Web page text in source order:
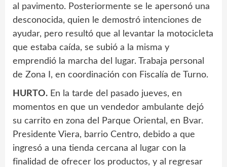
al pavimento. Posteriormente se le apersonó una
desconocida, quien le demostró intenciones de
ayudar, pero resultó que al levantar la motocicleta
que estaba caída, se subió a la misma y
emprendió la marcha del lugar. Trabaja personal
de Zona I, en coordinación con Fiscalía de Turno.
HURTO. En la tarde del pasado jueves, en
momentos en que un vendedor ambulante dejó
su carrito en zona del Parque Oriental, en Bvar.
Presidente Viera, barrio Centro, debido a que
ingresó a una tienda cercana al lugar con la
finalidad de ofrecer los productos, y al regresar